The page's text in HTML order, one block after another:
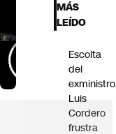
MÁS
LEÍDO
Escolta
del
exministro
Luis
Cordero
frustra